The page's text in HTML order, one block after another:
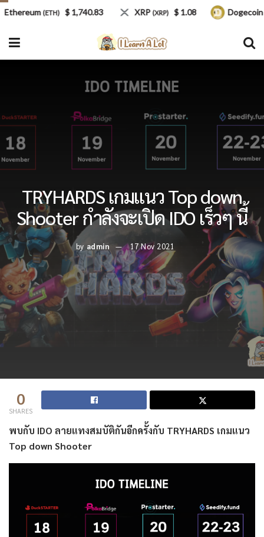
TRYHARDS เกมแนว Top down
Shooter กำลังจะเปิด IDO เร็วๆ นี้
by admin 17 Nov 2021
0
SHARES
พบกับ IDO ลายแทงสมบัติกันอีกครั้งกับ TRYHARDS เกมแนว
Top down Shooter
(ETH) $ 1,740.83 XRP(XRP) $ 1.08 Dogecoin